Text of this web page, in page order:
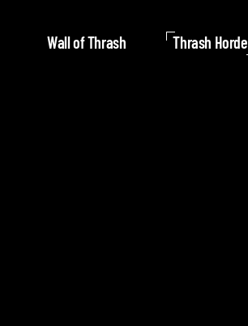
Wall of Thrash Thrash Horde